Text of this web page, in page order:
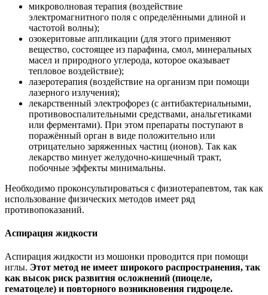
микроволновая терапия (воздействие
электромагнитного поля с определёнными длиной и
частотой волны);
озокеритовые аппликации (для этого применяют
вещество, состоящее из парафина, смол, минеральных
масел и природного углерода, которое оказывает
тепловое воздействие);
лазеротерапия (воздействие на организм при помощи
лазерного излучения);
лекарственный электрофорез (с антибактериальными,
противовоспалительными средствами, анальгетиками
или ферментами). При этом препараты поступают в
поражённый орган в виде положительно или
отрицательно заряженных частиц (ионов). Так как
лекарство минует желудочно-кишечный тракт,
побочные эффекты минимальны.
Необходимо проконсультироваться с физиотерапевтом, так как
использование физических методов имеет ряд
противопоказаний.
Аспирация жидкости
Аспирация жидкости из мошонки проводится при помощи
иглы. Этот метод не имеет широкого распространения, так
как высок риск развития осложнений (пиоцеле,
гематоцеле) и повторного возникновения гидроцеле.